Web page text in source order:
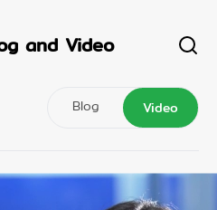
and Video
Blog Video